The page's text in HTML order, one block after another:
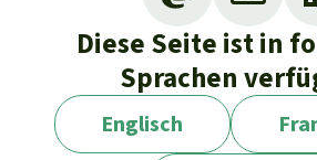
Diese Seite ist in
Sprachen
Englisch